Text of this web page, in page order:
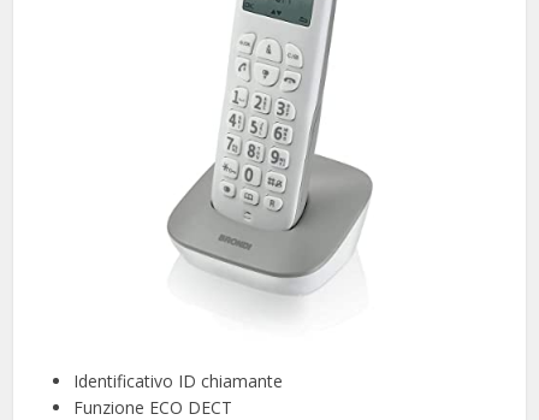
Identificativo ID chiamante
Funzione ECO DECT